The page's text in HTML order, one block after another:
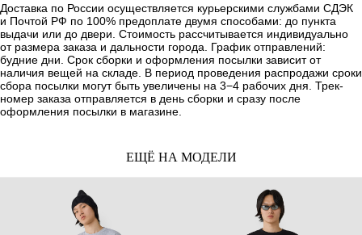
Доставка по России осуществляется курьерскими службами СДЭК
и Почтой РФ по 100% предоплате двумя способами: до пункта
выдачи или до двери. Стоимость рассчитывается индивидуально
от размера заказа и дальности города. График отправлений:
будние дни. Срок сборки и оформления посылки зависит от
наличия вещей на складе. В период проведения распродажи сроки
сбора посылки могут быть увеличены на 3−4 рабочих дня. Трек-
номер заказа отправляется в день сборки и сразу после
оформления посылки в магазине.
ЕЩЁ НА МОДЕЛИ